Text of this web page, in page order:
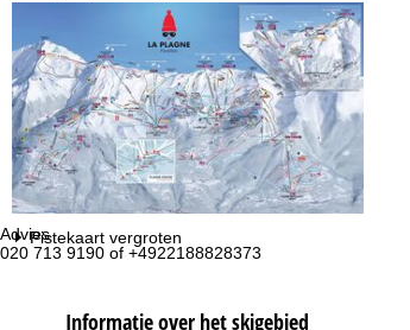
Advies
020 713 9190 of +4922188828373
Pistekaart vergroten
Informatie over het skigebied